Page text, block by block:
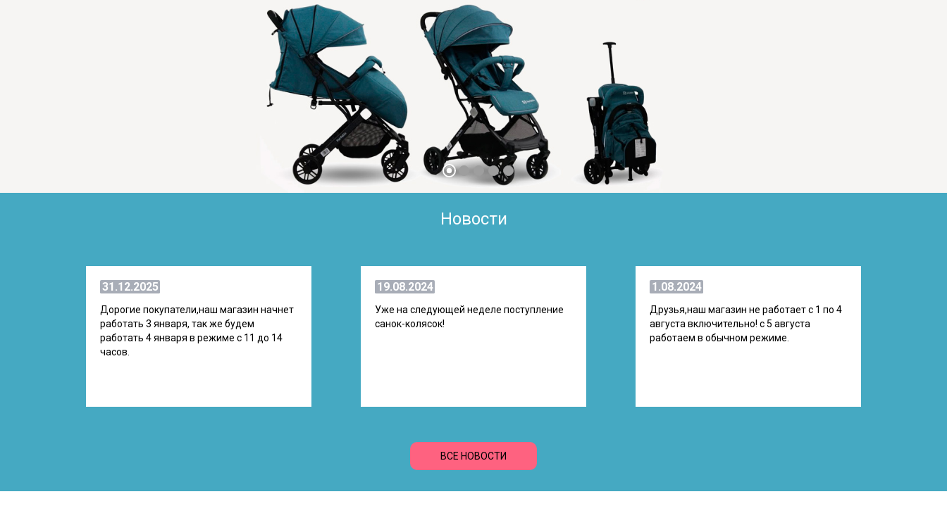
Новости
31.12.2025
Дорогие покупатели,наш магазин начнет
работать 3 января, так же будем
работать 4 января в режиме с 11 до 14
часов.
19.08.2024
Уже на следующей неделе поступление
санок-колясок!
1.08.2024
Друзья,наш магазин не работает с 1 по 4
августа включительно! с 5 августа
работаем в обычном режиме.
ВСЕ НОВОСТИ